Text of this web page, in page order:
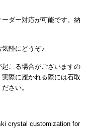
ダー対応が可能です。納
軽にどうぞ♪
こる場合がございますの
際に履かれる際には石取
さい。
crystal customization for